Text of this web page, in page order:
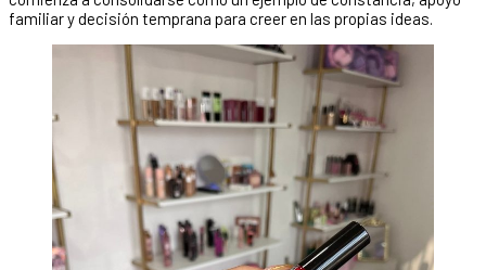
familiar y decisión temprana para creer en las propias ideas.